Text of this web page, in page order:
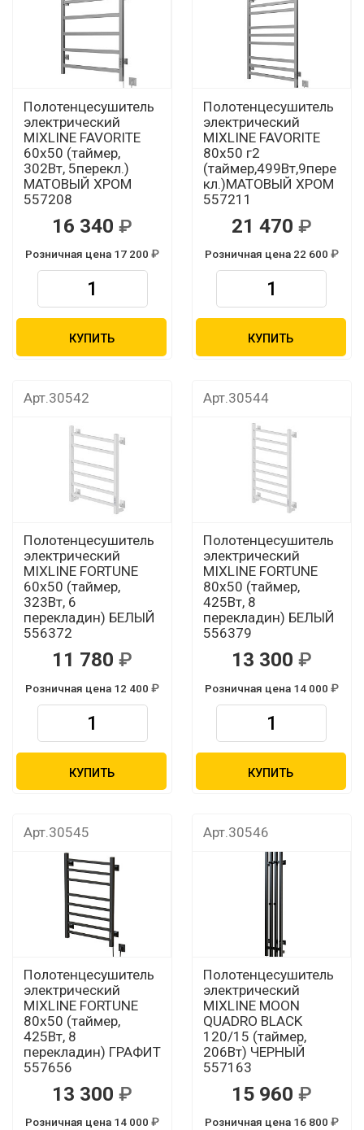
Полотенцесушитель
электрический
MIXLINE FAVORITE
60х50 (таймер,
302Вт, 5перекл.)
МАТОВЫЙ ХРОМ
557208
16 340
Розничная цена 17 200
КУПИТЬ
Полотенцесушитель
электрический
MIXLINE FAVORITE
80х50 г2
(таймер,499Вт,9пере
кл.)МАТОВЫЙ ХРОМ
557211
21 470
Розничная цена 22 600
КУПИТЬ
Арт.30542
Полотенцесушитель
электрический
MIXLINE FORTUNE
60х50 (таймер,
323Вт, 6
перекладин) БЕЛЫЙ
556372
11 780
Розничная цена 12 400
КУПИТЬ
Арт.30544
Полотенцесушитель
электрический
MIXLINE FORTUNE
80х50 (таймер,
425Вт, 8
перекладин) БЕЛЫЙ
556379
13 300
Розничная цена 14 000
КУПИТЬ
Арт.30545
Полотенцесушитель
электрический
MIXLINE FORTUNE
80х50 (таймер,
425Вт, 8
перекладин) ГРАФИТ
557656
13 300
Розничная цена 14 000
Арт.30546
Полотенцесушитель
электрический
MIXLINE MOON
QUADRO BLACK
120/15 (таймер,
206Вт) ЧЕРНЫЙ
557163
15 960
Розничная цена 16 800